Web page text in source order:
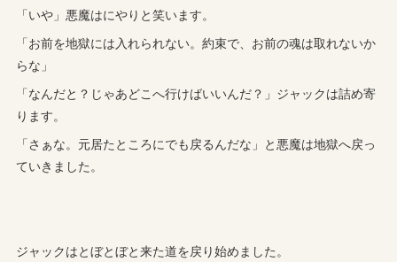
「いや」悪魔はにやりと笑います。
「お前を地獄には入れられない。約束で、お前の魂は取れないか
らな」
「なんだと？じゃあどこへ行けばいいんだ？」ジャックは詰め寄
ります。
「さぁな。元居たところにでも戻るんだな」と悪魔は地獄へ戻っ
ていきました。
ジャックはとぼとぼと来た道を戻り始めました。